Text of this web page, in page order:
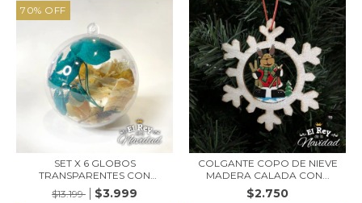
70% OFF
SET X 6 GLOBOS
TRANSPARENTES CON
FLORES...
$13.199 $3.999
COLGANTE COPO DE NIEVE
MADERA CALADA CON...
$2.750